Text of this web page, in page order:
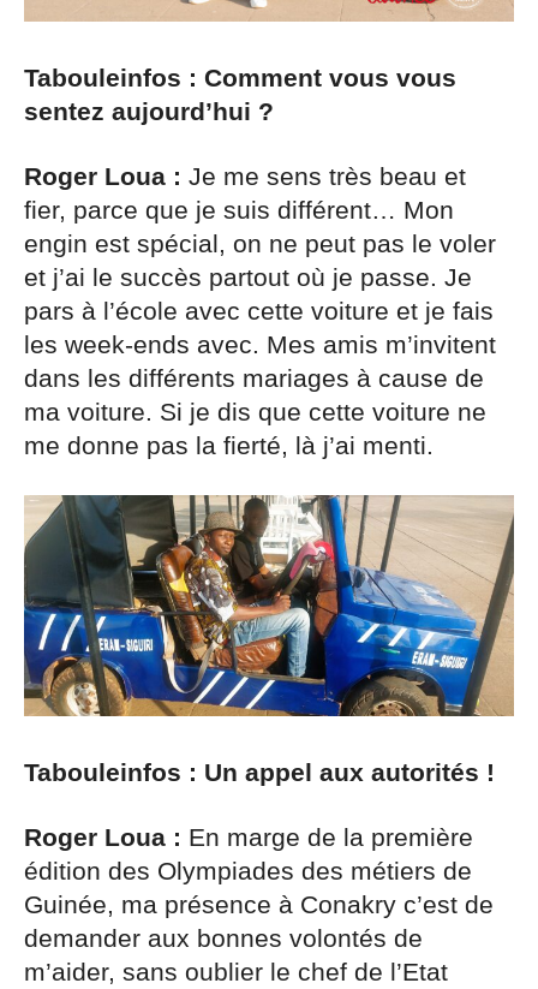
Tabouleinfos : Comment vous vous
sentez aujourd’hui ?
Roger Loua : Je me sens très beau et
fier, parce que je suis différent… Mon
engin est spécial, on ne peut pas le voler
et j’ai le succès partout où je passe. Je
pars à l’école avec cette voiture et je fais
les week-ends avec. Mes amis m’invitent
dans les différents mariages à cause de
ma voiture. Si je dis que cette voiture ne
me donne pas la fierté, là j’ai menti.
Tabouleinfos : Un appel aux autorités !
Roger Loua : En marge de la première
édition des Olympiades des métiers de
Guinée, ma présence à Conakry c’est de
demander aux bonnes volontés de
m’aider, sans oublier le chef de l’Etat